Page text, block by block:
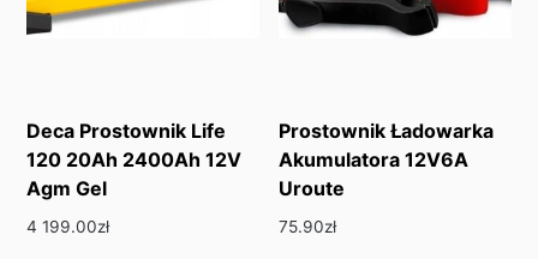
Deca Prostownik Life
120 20Ah 2400Ah 12V
Agm Gel
4 199.00zł
Prostownik Ładowarka
Akumulatora 12V6A
Uroute
75.90zł